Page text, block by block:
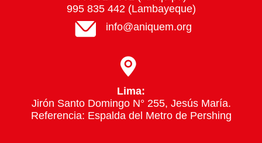
995 835 442 (Lambayeque)
info@aniquem.org
Lima:
Jirón Santo Domingo N° 255, Jesús María.
Referencia: Espalda del Metro de Pershing